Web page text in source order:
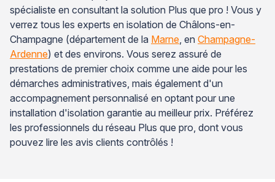
spécialiste en consultant la solution Plus que pro ! Vous y
verrez tous les experts en isolation de Châlons-en-
Champagne (département de la Marne , en Champagne-
Ardenne) et des environs. Vous serez assuré de
prestations de premier choix comme une aide pour les
démarches administratives, mais également d'un
accompagnement personnalisé en optant pour une
installation d'isolation garantie au meilleur prix. Préférez
les professionnels du réseau Plus que pro, dont vous
pouvez lire les avis clients contrôlés !